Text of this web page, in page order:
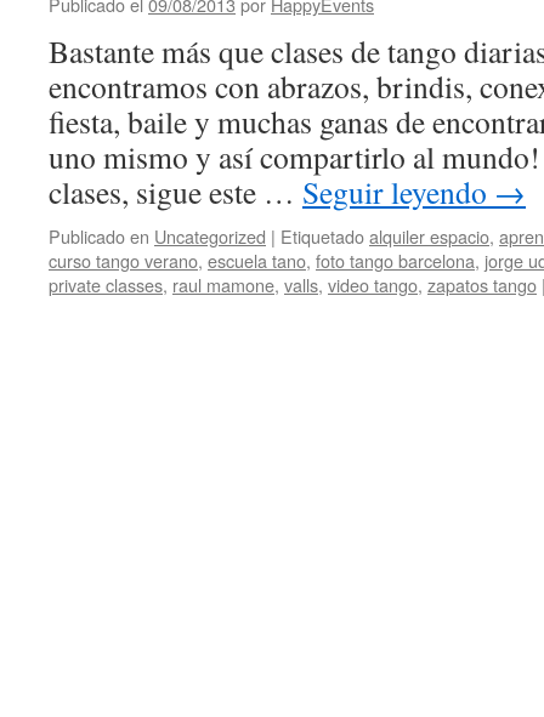
Bastante más que clases de tango
encontramos con abrazos, brindis,
fiesta, baile y muchas ganas de
uno mismo y así compartirlo al mundo!
clases, sigue este … Seguir leyendo →
Publicado en Uncategorized | Etiquetadoalquiler espacio,
curso tango verano, escuela tano, foto tango barcelona, jorge
private classes, raul mamone, valls, video tango, zapatos tango